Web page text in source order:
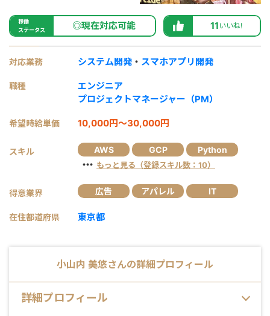
稼働
ステータス
◎現在対応可能 11 いいね!
対応業務 システム開発 ・ スマホアプリ開発
職種
エンジニア
プロジェクトマネージャー（PM）
希望時給単価 10,000円～30,000円
スキル AWS GCP Python
・・・ もっと見る（登録スキル数：10）
得意業界 広告 アパレル IT
在住都道府県 東京都
小山内 美悠さんの詳細プロフィール
詳細プロフィール